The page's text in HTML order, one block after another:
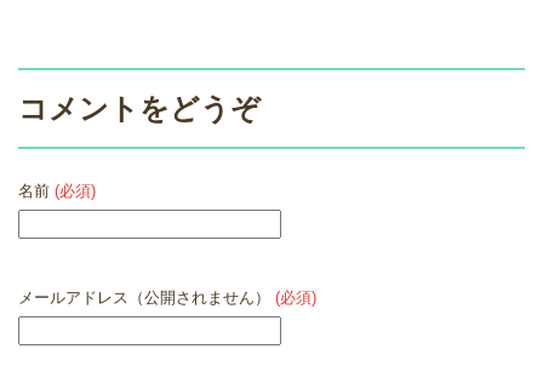
コメントをどうぞ
名前 (必須)
メールアドレス（公開されません） (必須)